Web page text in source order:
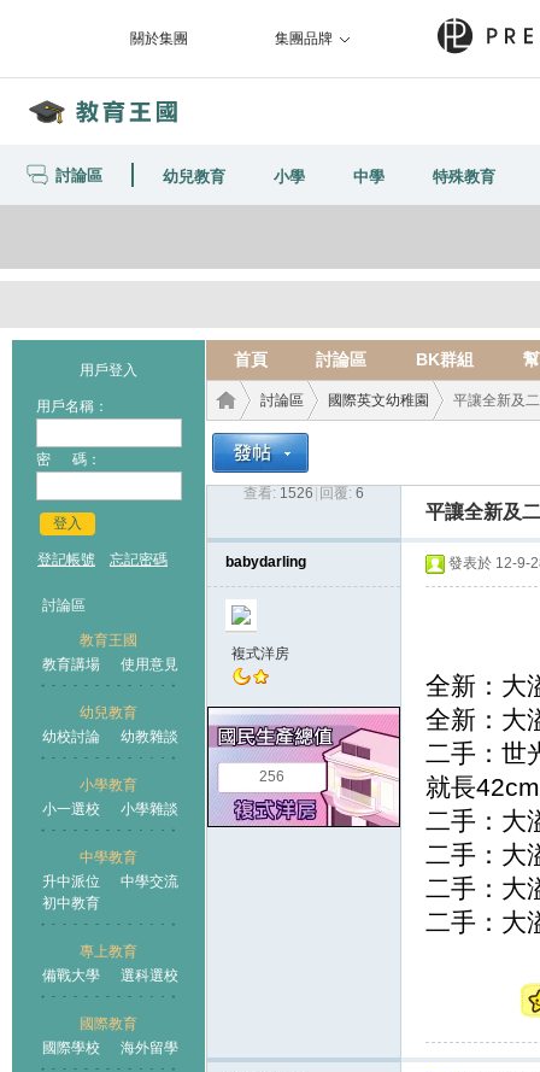
關於集團 集團品牌
討論區 幼兒教育 小學 中學 特殊教育
用戶登入
用戶名稱：
密 碼：
登入
登記帳號 忘記密碼
討論區
教育王國
教育講場
使用意見
幼兒教育
幼校討論
幼教雜談
小學教育
小一選校
小學雜談
中學教育
升中派位
中學交流
初中教育
專上教育
備戰大學
選科選校
國際教育
國際學校
海外留學
首頁 討論區 BK群組
王國
討論區
›
國際英文幼稚園
›
平讓全新及
查看: 1526 回覆: 6
平讓全新及
babydarling
複式洋房
256
發表於 12-9-
全新：大
全新：大
二手：世
就長
二手：大
二手：大
二手：大
二手：大